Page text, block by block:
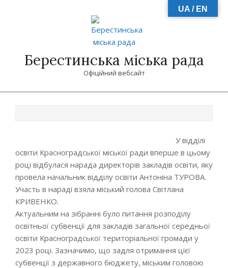
Берестинська міська рада
Офіційний вебсайт
У відділі
освіти Красноградської міської ради вперше в цьому
році відбулася нарада директорів закладів освіти, яку
провела начальник відділу освіти Антоніна ТУРОВА.
Участь в нараді взяла міський голова Світлана
КРИВЕНКО.
Актуальним на зібранні було питання розподілу
освітньої субвенції для закладів загальної середньої
освіти Красноградської територіальної громади у
2023 році. Зазначимо, що задля отримання цієї
субвенції з державного бюджету, міським головою
UA / EN